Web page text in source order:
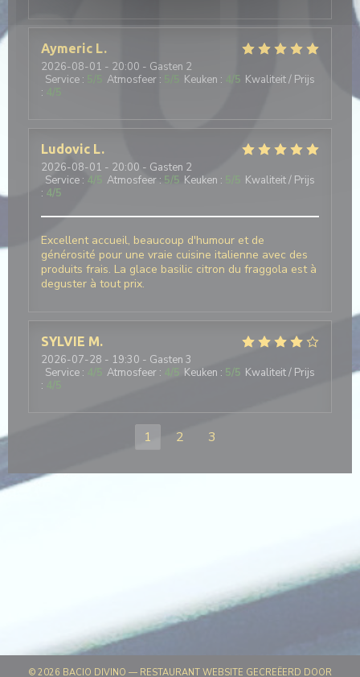
Aymeric L
2026-08-01 - 20:00 - Gasten 2
Service : Atmosfeer : Keuken : /5 Kwaliteit / Prijs
:
Ludovic L
2026-08-01 - 20:00 - Gasten 2
Service : 4/5 Atmosfeer : 5/5 Keuken : 5 /5 Kwaliteit / Prijs
: 4/5
Excellent accueil, beaucoup d'humour et de
générosité pour une vraie cuisine italienne avec des
produits frais. La glace basilic citron du fraggola est à
deguster à tout prix.
SYLVIE M
2026-07-28 - 19:30 - Gasten 3
Service : Atmosfeer : /5 Keuken : 5/5 Kwaliteit / Prijs
:
1 2 3
© 2026 BACIO DIVINO — RESTAURANT WEBSITE GECREËERD DOOR